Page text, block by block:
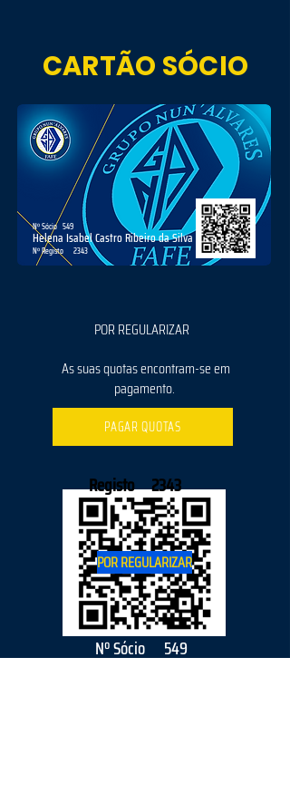
CARTÃO SÓCIO
549
Nº Sócio
Helena Isabel Castro Ribeiro da Silva
2343
Nº Registo
POR REGULARIZAR
As suas quotas encontram-se em
pagamento.
PAGAR QUOTAS
549
Nº Sócio
Registo 2343
POR REGULARIZAR